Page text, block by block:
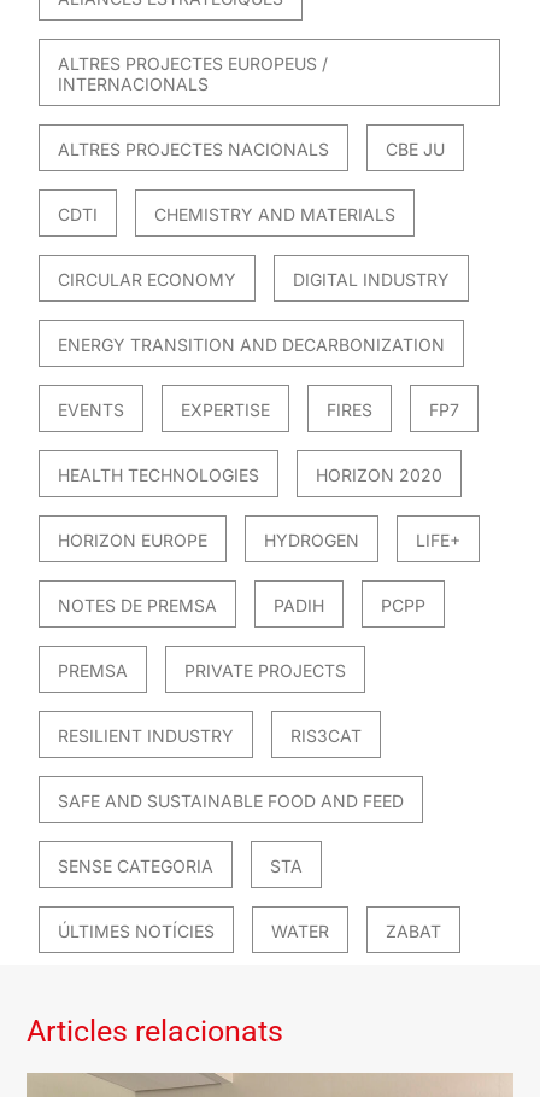
ALTRES PROJECTES EUROPEUS /
INTERNACIONALS
ALTRES PROJECTES NACIONALS CBE JU
CDTI CHEMISTRY AND MATERIALS
CIRCULAR ECONOMY DIGITAL INDUSTRY
ENERGY TRANSITION AND DECARBONIZATION
EVENTS EXPERTISE FIRES FP7
HEALTH TECHNOLOGIES HORIZON 2020
HORIZON EUROPE HYDROGEN LIFE+
NOTES DE PREMSA PADIH PCPP
PREMSA PRIVATE PROJECTS
RESILIENT INDUSTRY RIS3CAT
SAFE AND SUSTAINABLE FOOD AND FEED
SENSE CATEGORIA STA
ÚLTIMES NOTÍCIES WATER ZABAT
Articles relacionats